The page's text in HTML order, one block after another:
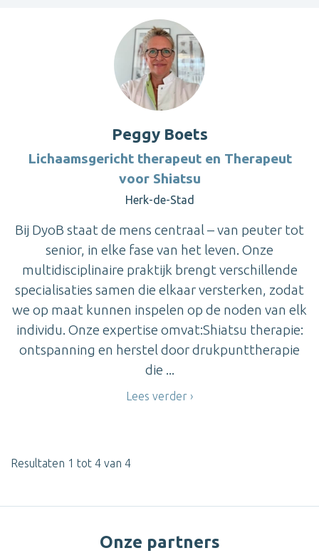
Peggy Boets
Lichaamsgericht therapeut en Therapeut
voor Shiatsu
Herk-de-Stad
Bij DyoB staat de mens centraal – van peuter tot
senior, in elke fase van het leven. Onze
multidisciplinaire praktijk brengt verschillende
specialisaties samen die elkaar versterken, zodat
we op maat kunnen inspelen op de noden van elk
individu. Onze expertise omvat:Shiatsu therapie:
ontspanning en herstel door drukpunttherapie
die ...
Lees verder
Resultaten 1 tot 4 van 4
Onze partners